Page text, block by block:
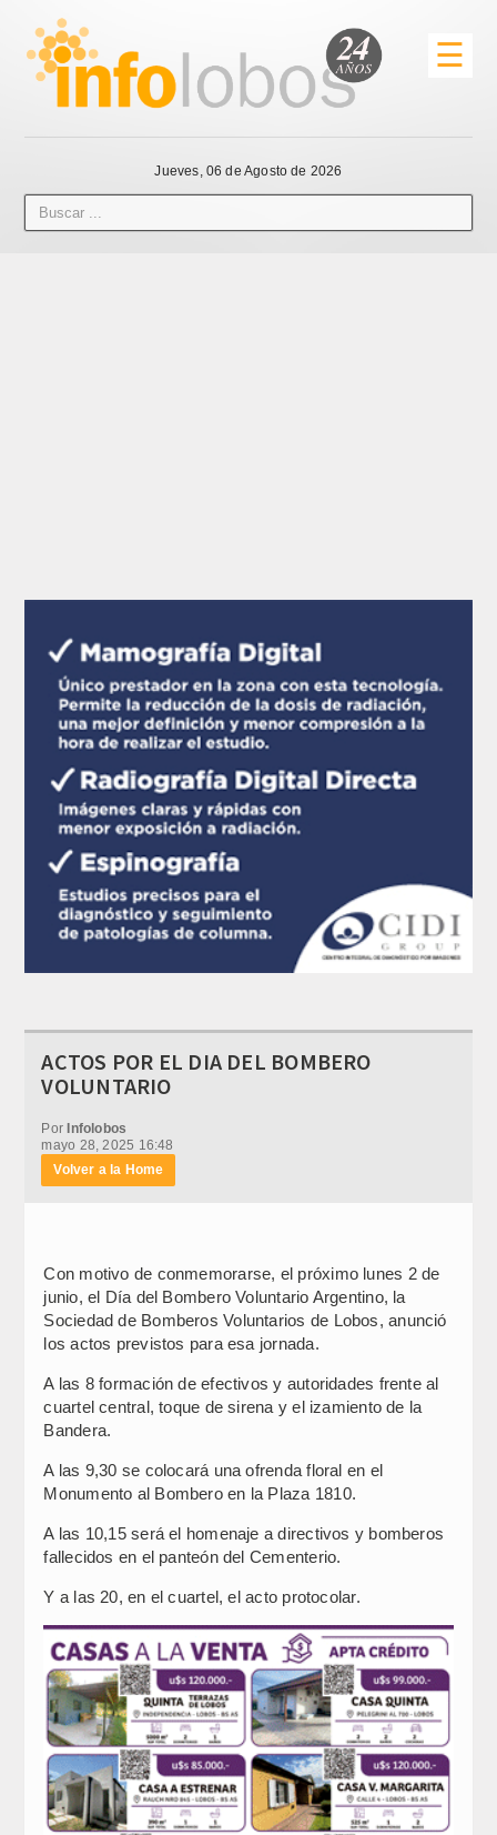
☰
Jueves, 06 de Agosto de 2026
ACTOS POR EL DIA DEL BOMBERO
VOLUNTARIO
PorInfolobos
mayo 28, 2025 16:48
Volver a la Home
Con motivo de conmemorarse, el próximo lunes 2 de
junio, el Día del Bombero Voluntario Argentino, la
Sociedad de Bomberos Voluntarios de Lobos, anunció
los actos previstos para esa jornada.
A las 8 formación de efectivos y autoridades frente al
cuartel central, toque de sirena y el izamiento de la
Bandera.
A las 9,30 se colocará una ofrenda floral en el
Monumento al Bombero en la Plaza 1810.
A las 10,15 será el homenaje a directivos y bomberos
fallecidos en el panteón del Cementerio.
Y a las 20, en el cuartel, el acto protocolar.